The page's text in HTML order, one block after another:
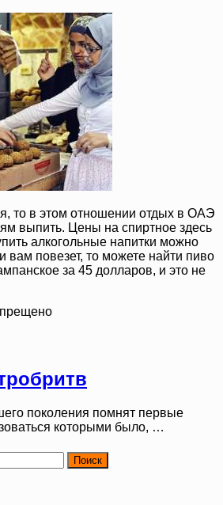
то в этом отношении отдых в ОАЭ
выпить. Цены на спиртное здесь
алкогольные напитки можно
вам повезет, то можете найти пиво
за 45 долларов, и это не
поколения помнят первые
которыми было, …